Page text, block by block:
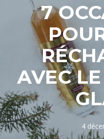
7
AVEC
4